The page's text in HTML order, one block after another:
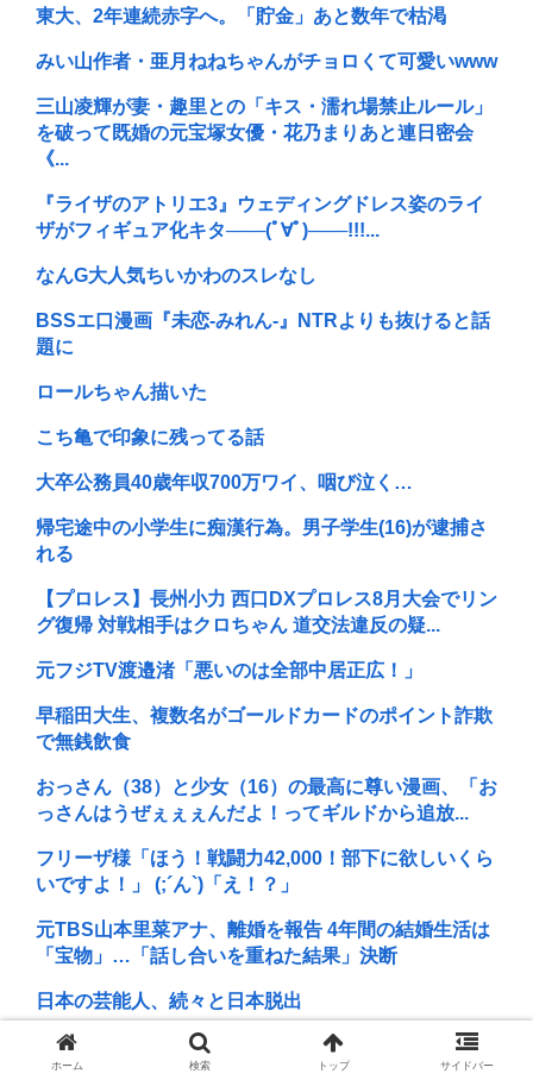
東大、2年連続赤字へ。「貯金」あと数年で枯渇
みい山作者・亜月ねねちゃんがチョロくて可愛いwww
三山凌輝が妻・趣里との「キス・濡れ場禁止ルール」
を破って既婚の元宝塚女優・花乃まりあと連日密会
《...
『ライザのアトリエ3』ウェディングドレス姿のライ
ザがフィギュア化キタ───(ﾟ∀ﾟ)───!!!...
なんG大人気ちいかわのスレなし
BSSエ口漫画『未恋-みれん-』NTRよりも抜けると話
題に
ロールちゃん描いた
こち亀で印象に残ってる話
大卒公務員40歳年収700万ワイ、咽び泣く…
帰宅途中の小学生に痴漢行為。男子学生(16)が逮捕さ
れる
【プロレス】長州小力 西口DXプロレス8月大会でリン
グ復帰 対戦相手はクロちゃん 道交法違反の疑...
元フジTV渡邉渚「悪いのは全部中居正広！」
早稲田大生、複数名がゴールドカードのポイント詐欺
で無銭飲食
おっさん（38）と少女（16）の最高に尊い漫画、「お
っさんはうぜぇぇぇんだよ！ってギルドから追放...
フリーザ様「ほう！戦闘力42,000！部下に欲しいくら
いですよ！」 (;´ん`)「え！？」
元TBS山本里菜アナ、離婚を報告 4年間の結婚生活は
「宝物」…「話し合いを重ねた結果」決断
日本の芸能人、続々と日本脱出
B’z「重いマーシャル運んでた腰の痛みまだ覚えてる
の」俺くん「マーシャルって何？ 」
ホーム 検索 トップ サイドバー